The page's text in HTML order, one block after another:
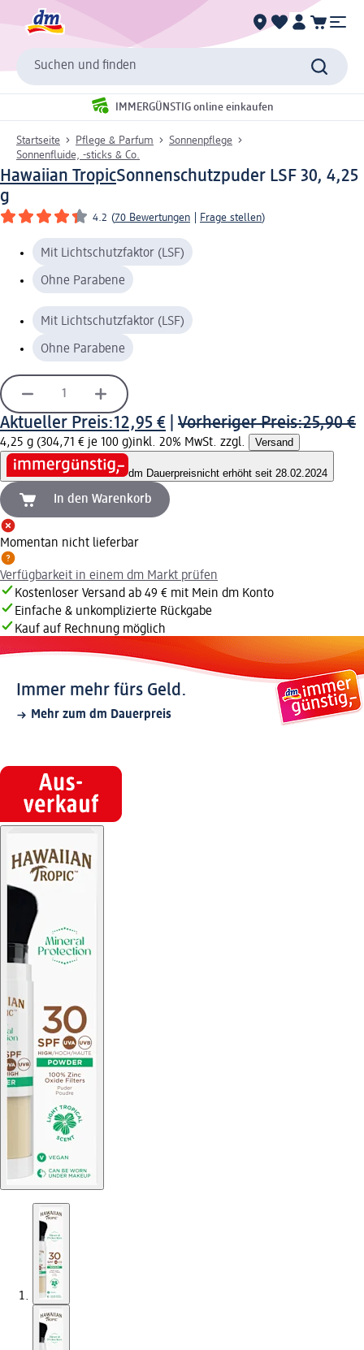
Suchen und finden
IMMERGÜNSTIG online einkaufen
Startseite Pflege & Parfum
Sonnenpflege
Sonnenfluide, -sticks & Co.
Hawaiian TropicSonnenschutzpuder LSF 30, 4,25
g
4.2 (70 Bewertungen Frage stellen)
Mit Lichtschutzfaktor (LSF)
Ohne Parabene
Mit Lichtschutzfaktor (LSF)
Ohne Parabene
Aktueller Preis:12,95 € Vorheriger Preis:25,90 €
4,25 g (304,71 € je 100 g)inkl. 20% MwSt. zzgl. Versand
dm Dauerpreisnicht erhöht seit 28.02.2024
In den Warenkorb
Momentan nicht lieferbar
Verfügbarkeit in einem dm Markt prüfen
Kostenloser Versand ab 49 € mit Mein dm Konto
Einfache & unkomplizierte Rückgabe
Kauf auf Rechnung möglich
Immer mehr fürs Geld.
Mehr zum dm Dauerpreis